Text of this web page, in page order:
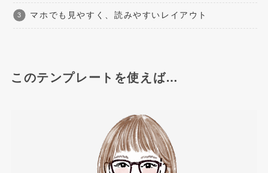
マホでも見やすく、読みやすいレイアウト
このテンプレートを使えば…